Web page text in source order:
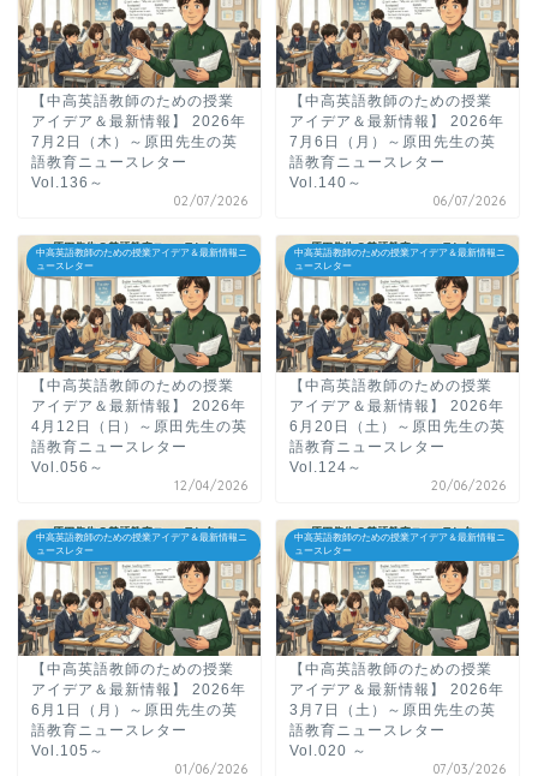
【中高英語教師のための授業
アイデア＆最新情報】 2026年
7月2日（木）～原田先生の英
語教育ニュースレター
Vol.136～
02/07/2026
【中高英語教師のための授業
アイデア＆最新情報】 2026年
7月6日（月）～原田先生の英
語教育ニュースレター
Vol.140～
06/07/2026
中高英語教師のための授業アイデア＆最新情報ニ
ュースレター
【中高英語教師のための授業
アイデア＆最新情報】 2026年
4月12日（日）～原田先生の英
語教育ニュースレター
Vol.056～
12/04/2026
中高英語教師のための授業アイデア＆最新情報ニ
ュースレター
【中高英語教師のための授業
アイデア＆最新情報】 2026年
6月20日（土）～原田先生の英
語教育ニュースレター
Vol.124～
20/06/2026
中高英語教師のための授業アイデア＆最新情報ニ
ュースレター
【中高英語教師のための授業
アイデア＆最新情報】 2026年
6月1日（月）～原田先生の英
語教育ニュースレター
Vol.105～
01/06/2026
中高英語教師のための授業アイデア＆最新情報ニ
ュースレター
【中高英語教師のための授業
アイデア＆最新情報】 2026年
3月7日（土）～原田先生の英
語教育ニュースレター
Vol.020 ～
07/03/2026